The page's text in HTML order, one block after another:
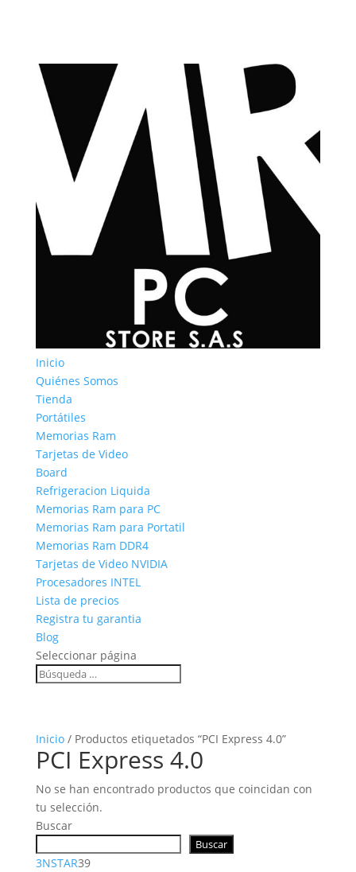
Inicio
Quiénes Somos
Tienda
Portátiles
Memorias Ram
Tarjetas de Video
Board
Refrigeracion Liquida
Memorias Ram para PC
Memorias Ram para Portatil
Memorias Ram DDR4
Tarjetas de Video NVIDIA
Procesadores INTEL
Lista de precios
Registra tu garantia
Blog
Seleccionar página
Inicio/ Productos etiquetados “PCI Express 4.0”
PCI Express 4.0
No se han encontrado productos que coincidan con
tu selección.
Buscar
Buscar
3NSTAR3939